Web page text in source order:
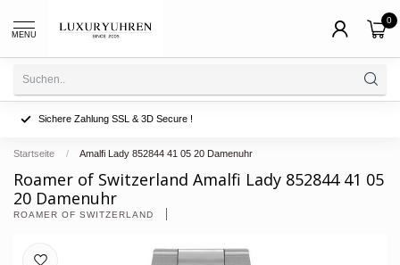
MENU
0
Sichere Zahlung SSL & 3D Secure !
Startseite / Amalfi Lady 852844 41 05 20 Damenuhr
Roamer of Switzerland Amalfi Lady 852844 41 05
20 Damenuhr
ROAMER OF SWITZERLAND